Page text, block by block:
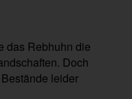
das Rebhuhn die
Doch
leider